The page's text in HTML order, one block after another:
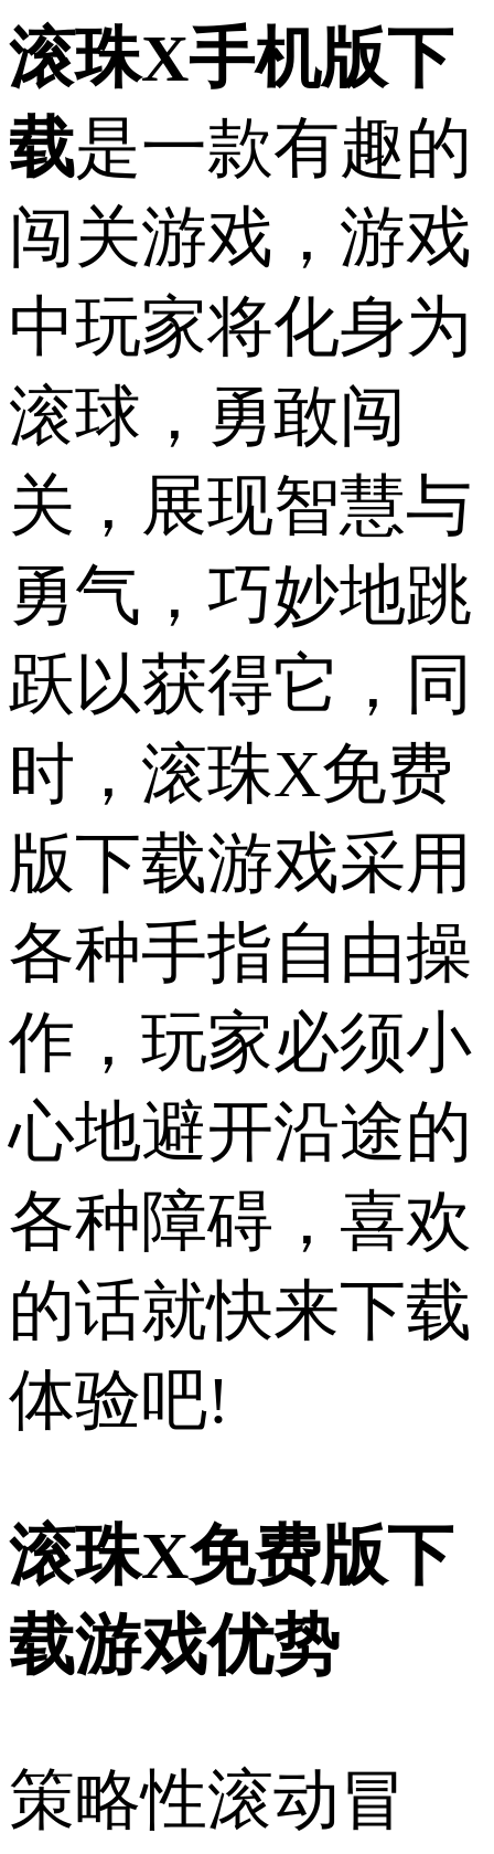
滚珠X手机版下
载是一款有趣的
闯关游戏，游戏
中玩家将化身为
滚球，勇敢闯
关，展现智慧与
勇气，巧妙地跳
跃以获得它，同
时，滚珠X免费
版下载游戏采用
各种手指自由操
作，玩家必须小
心地避开沿途的
各种障碍，喜欢
的话就快来下载
体验吧!
滚珠X免费版下
载游戏优势
策略性滚动冒